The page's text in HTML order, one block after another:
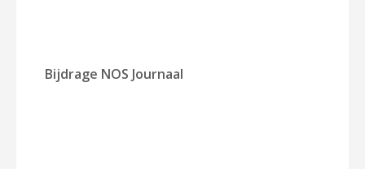
Bijdrage NOS Journaal